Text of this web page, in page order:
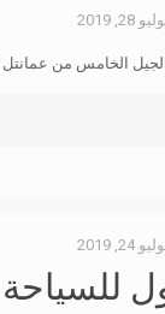
28, 2019
الخامس من عمانتل
24, 2019